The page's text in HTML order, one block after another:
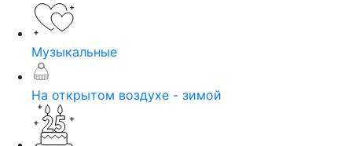
Музыкальные
На открытом воздухе - зимой